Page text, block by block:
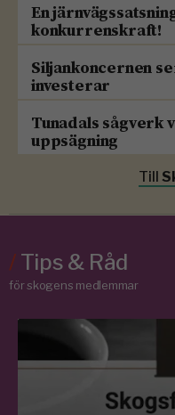
En
konkurrenskraft!
Siljankoncernen
investerar
Tunadals sågverk
uppsägning
Till
/Tips & Råd
för skogens medlemmar